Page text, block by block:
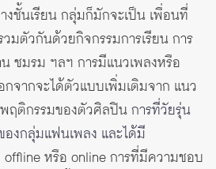
ชั้นเรียน กลุ่มก็มักจะเป็น เพื่อนที่
มตัวกันด้วยกิจกรรมการเรียน การ
ชมรม ฯลฯ การมีแนวเพลงหรือ
จากจะได้ตัวแบบเพิ่มเติมจาก แนว
ฤติกรรมของตัวศิลปินการที่วัยรุ่น
งกลุ่มแฟนเพลง และได้มี
offline หรือ online การที่มีความชอบ